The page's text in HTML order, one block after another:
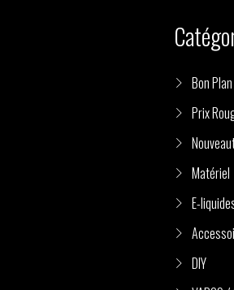
Bon
Prix
Matériel
E-
DIY